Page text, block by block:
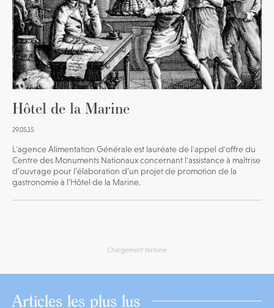
Hôtel de la Marine
29.05.15
L'agence Alimentation Générale est lauréate de l'appel d'offre du
Centre des Monuments Nationaux concernant l'assistance à maîtrise
d’ouvrage pour l’élaboration d’un projet de promotion de la
gastronomie à l’Hôtel de la Marine.
Chargement terminé
Articles les plus lus